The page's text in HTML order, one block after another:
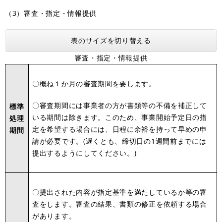
​（3）審査・指定・情報提供
表のサイズを切り替える
審査・指定・情報提供
標準
処理
期間
〇概ね１か月の審査期間を要します。
〇審査期間には事業者の方が書類等の不備を補正して
いる期間は除きます。このため、事業開始予定日の指
定を希望する場合には、日程に余裕を持って早めの申
請が必要です。(遅くとも、締切日の1週間前までには
提出するようにしてください。)
〇提出された内容が指定基準を満たしているか等の審
査をします。審査の結果、書類の修正を依頼する場合
があります。